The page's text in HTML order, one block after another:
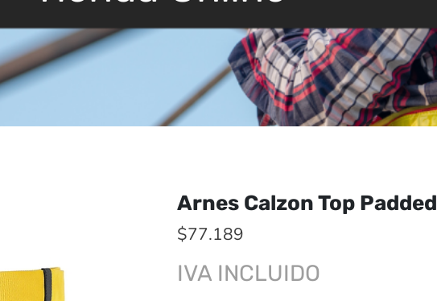
Arnes Calzon Top Padded
$77.189
IVA INCLUIDO